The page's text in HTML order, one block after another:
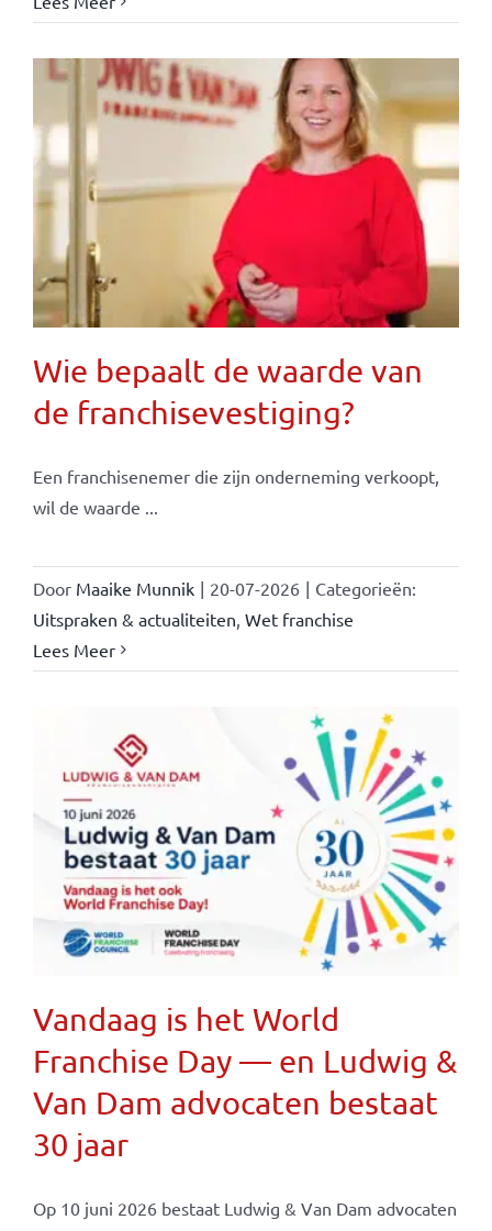
Wie bepaalt de waarde van
de franchisevestiging?
Een franchisenemer die zijn onderneming verkoopt,
wil de waarde ...
Door Maaike Munnik | 20-07-2026 | Categorieën:
Uitspraken & actualiteiten Wet franchise
Lees Meer
Vandaag is het World
Franchise Day — en Ludwig &
Van Dam advocaten bestaat
30 jaar
Op 10 juni 2026 bestaat Ludwig & Van Dam advocaten